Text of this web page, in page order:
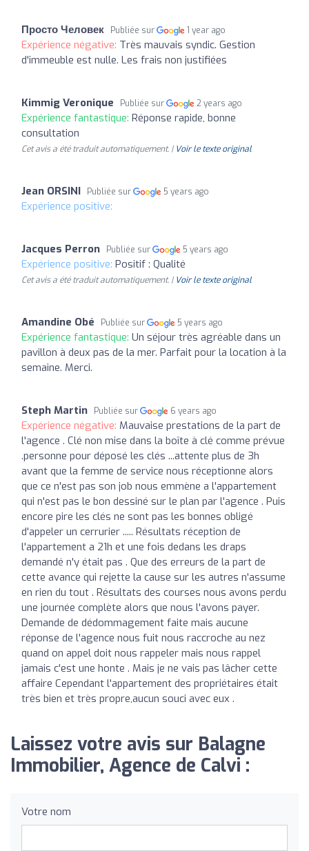
Просто Человек Publiée sur 1 year ago
Expérience négative: Très mauvais syndic. Gestion
d'immeuble est nulle. Les frais non justifiées
Kimmig Veronique Publiée sur 2 years ago
Expérience fantastique: Réponse rapide, bonne
consultation
Cet avis a été traduit automatiquement. | Voir le texte original
Jean ORSINI Publiée sur 5 years ago
Expérience positive:
Jacques Perron Publiée sur 5 years ago
Expérience positive: Positif : Qualité
Cet avis a été traduit automatiquement. | Voir le texte original
Amandine Obé Publiée sur 5 years ago
Expérience fantastique: Un séjour très agréable dans un
pavillon à deux pas de la mer. Parfait pour la location à la
semaine. Merci.
Steph Martin Publiée sur 6 years ago
Expérience négative: Mauvaise prestations de la part de
l'agence . Clé non mise dans la boîte à clé comme prévue
.personne pour déposé les clés ...attente plus de 3h
avant que la femme de service nous réceptionne alors
que ce n'est pas son job nous emmène a l'appartement
qui n'est pas le bon dessiné sur le plan par l'agence . Puis
encore pire les clés ne sont pas les bonnes obligé
d'appeler un cerrurier ..... Résultats réception de
l'appartement a 21h et une fois dedans les draps
demandé n'y était pas . Que des erreurs de la part de
cette avance qui rejette la cause sur les autres n'assume
en rien du tout . Résultats des courses nous avons perdu
une journée complète alors que nous l'avons payer.
Demande de dédommagement faite mais aucune
réponse de l'agence nous fuit nous raccroche au nez
quand on appel doit nous rappeler mais nous rappel
jamais c'est une honte . Mais je ne vais pas lâcher cette
affaire Cependant l'appartement des propriétaires était
très bien et très propre,aucun souci avec eux .
Laissez votre avis sur Balagne
Immobilier, Agence de Calvi :
Votre nom